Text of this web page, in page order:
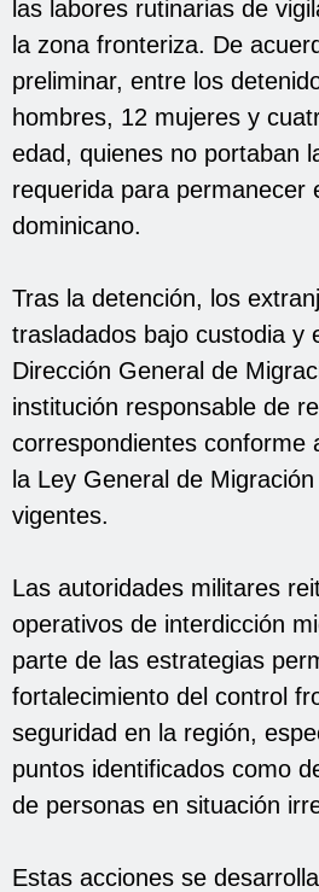
las labores rutinarias de
la zona fronteriza. De
preliminar, entre los
hombres, 12 mujeres y
edad, quienes no portaban
requerida para permanecer
dominicano.
Tras la detención, los
trasladados bajo custodia y
Dirección General de
institución responsable de
correspondientes conforme
la Ley General de
vigentes.
Las autoridades militares
operativos de interdicción
parte de las estrategias
fortalecimiento del control
seguridad en la región,
puntos identificados como
de personas en situación
Estas acciones se